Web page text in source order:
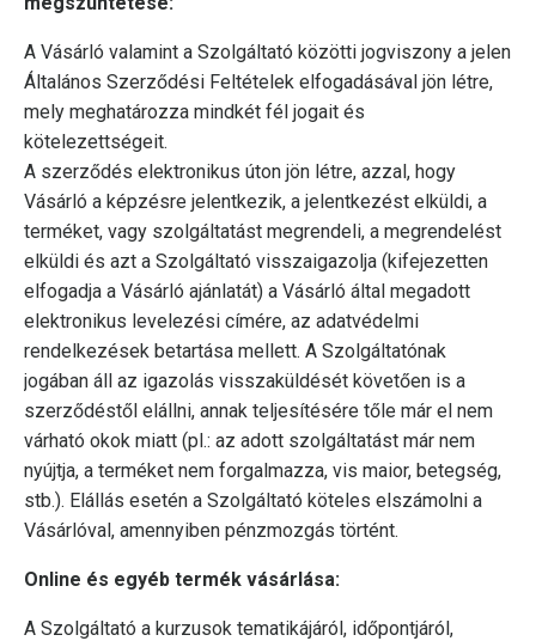
A Vásárló valamint a Szolgáltató közötti jogviszony a jelen
Általános Szerződési Feltételek elfogadásával jön létre,
mely meghatározza mindkét fél jogait és
kötelezettségeit.
A szerződés elektronikus úton jön létre, azzal, hogy
Vásárló a képzésre jelentkezik, a jelentkezést elküldi, a
terméket, vagy szolgáltatást megrendeli, a megrendelést
elküldi és azt a Szolgáltató visszaigazolja (kifejezetten
elfogadja a Vásárló ajánlatát) a Vásárló által megadott
elektronikus levelezési címére, az adatvédelmi
rendelkezések betartása mellett. A Szolgáltatónak
jogában áll az igazolás visszaküldését követően is a
szerződéstől elállni, annak teljesítésére tőle már el nem
várható okok miatt (pl.: az adott szolgáltatást már nem
nyújtja, a terméket nem forgalmazza, vis maior, betegség,
stb.). Elállás esetén a Szolgáltató köteles elszámolni a
Vásárlóval, amennyiben pénzmozgás történt.
Online és egyéb termék vásárlása:
A Szolgáltató a kurzusok tematikájáról, időpontjáról,